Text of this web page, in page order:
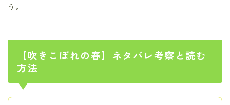
う。
【吹きこぼれの春】ネタバレ考察と読む
方法